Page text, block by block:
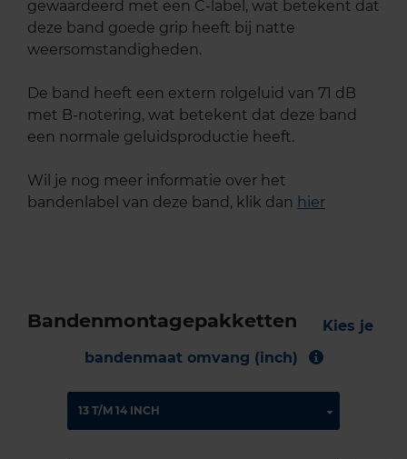
gewaardeerd met een C-label, wat betekent dat
deze band goede grip heeft bij natte
weersomstandigheden.
De band heeft een extern rolgeluid van 71 dB
met B-notering, wat betekent dat deze band
een normale geluidsproductie heeft.
Wil je nog meer informatie over het
bandenlabel van deze band, klik dan hier
Bandenmontagepakketten
Kies je
bandenmaat omvang (inch)